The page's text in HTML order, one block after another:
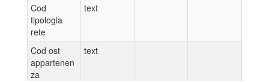
Cod
tipologia
rete
text
Cod ost
appartenen
za
text